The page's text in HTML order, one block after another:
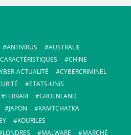
ANTIVIRUS
AUSTRALIE
CARACTÉRISTIQUES
CHINE
ACTUALITÉ
CYBERCRIMINEL
ETATS-UNIS
FERRARI
GROENLAND
JAPON
KAMTCHATKA
KOURILES
LONDRES MALWARE
MARCHÉ